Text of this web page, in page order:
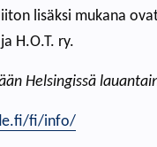
lisäksi mukana
H.O.T. ry.
Helsingissä
fi/info/